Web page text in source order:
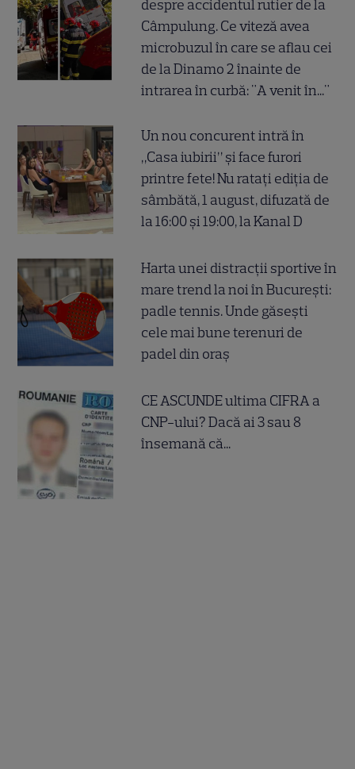
despre accidentul rutier de la
Câmpulung. Ce viteză avea
microbuzul în care se aflau cei
de la Dinamo 2 înainte de
intrarea în curbă: "A venit în..."
Un nou concurent intră în
„Casa iubirii” și face furori
printre fete! Nu ratați ediția de
sâmbătă, 1 august, difuzată de
la 16:00 și 19:00, la Kanal D
Harta unei distracții sportive în
mare trend la noi în București:
padle tennis. Unde găsești
cele mai bune terenuri de
padel din oraș
CE ASCUNDE ultima CIFRA a
CNP-ului? Dacă ai 3 sau 8
însemană că...